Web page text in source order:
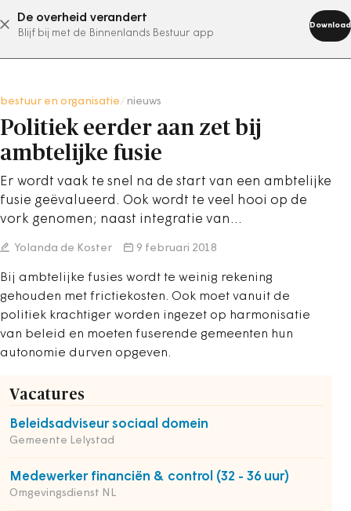
De overheid verandert
Blijf bij met de Binnenlands Bestuur app
Download
abonneer nu
bestuur en organisatie nieuws
Politiek eerder aan zet bij
ambtelijke fusie
Er wordt vaak te snel na de start van een ambtelijke
fusie geëvalueerd. Ook wordt te veel hooi op de
vork genomen; naast integratie van…
Yolanda de Koster 9 februari 2018
Bij ambtelijke fusies wordt te weinig rekening
gehouden met frictiekosten. Ook moet vanuit de
politiek krachtiger worden ingezet op harmonisatie
van beleid en moeten fuserende gemeenten hun
autonomie durven opgeven.
Vacatures
Beleidsadviseur sociaal domein
Gemeente Lelystad
Medewerker financiën & control (32 - 36 uur)
Omgevingsdienst NL